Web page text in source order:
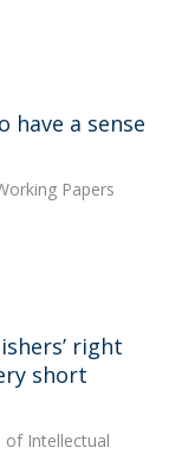
have a sense
Papers
right
short
of Intellectual